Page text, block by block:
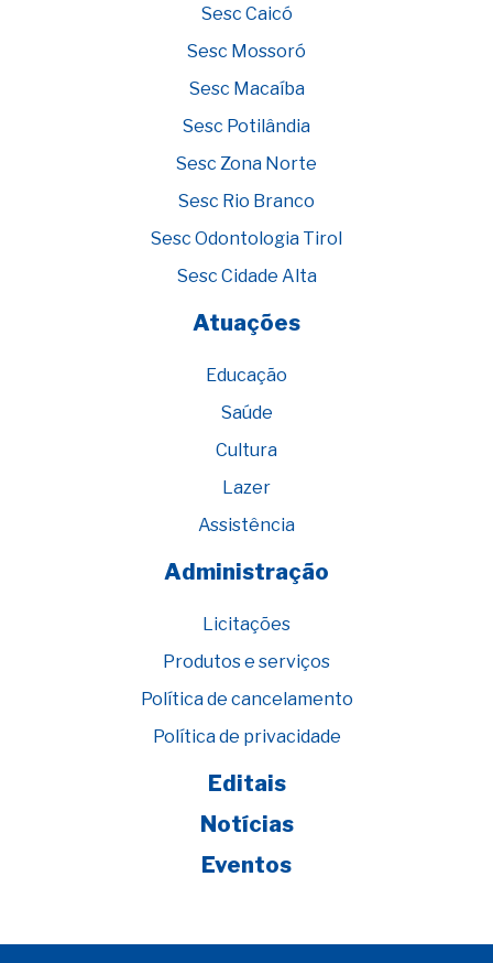
Sesc Caicó
Sesc Mossoró
Sesc Macaíba
Sesc Potilândia
Sesc Zona Norte
Sesc Rio Branco
Sesc Odontologia Tirol
Sesc Cidade Alta
Atuações
Educação
Saúde
Cultura
Lazer
Assistência
Administração
Licitações
Produtos e serviços
Política de cancelamento
Política de privacidade
Editais
Notícias
Eventos